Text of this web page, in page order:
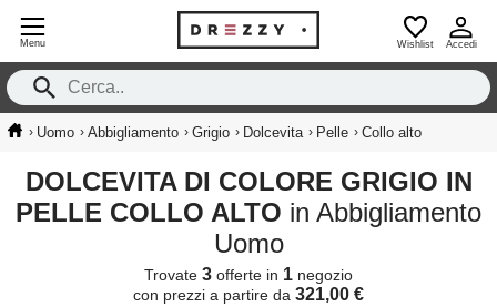
Menu Wishlist Accedi
› Uomo › Abbigliamento › Grigio › Dolcevita › Pelle › Collo alto
DOLCEVITA DI COLORE GRIGIO IN
PELLE COLLO ALTO in Abbigliamento
Uomo
Trovate 3 offerte in 1 negozio
con prezzi a partire da 321,00 €